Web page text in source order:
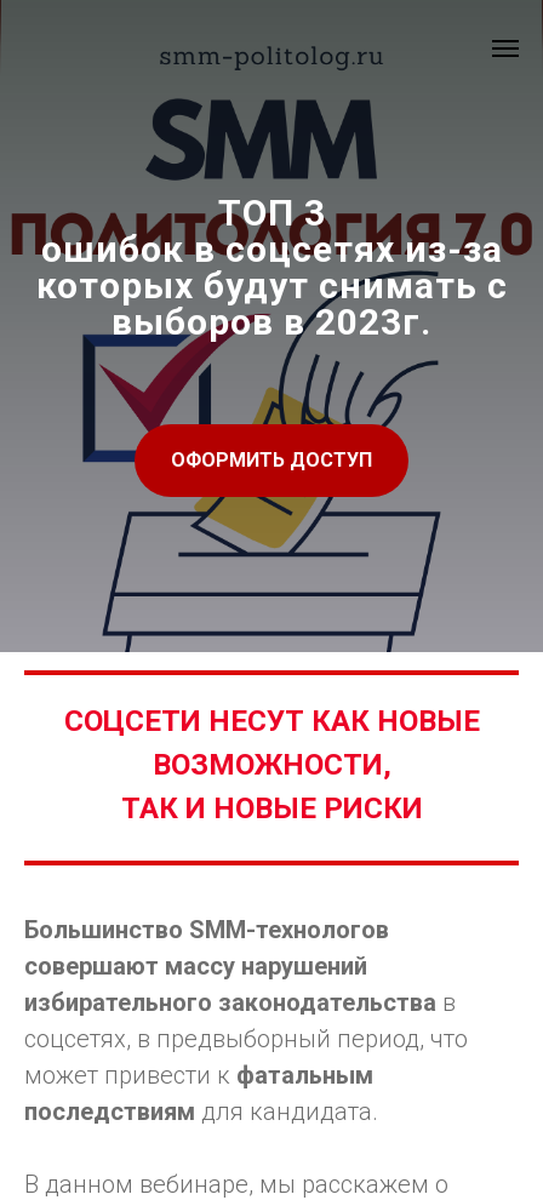
ТОП 3
ошибок в соцсетях из-за
которых будут снимать с
выборов в 2023г.
ОФОРМИТЬ ДОСТУП
СОЦСЕТИ НЕСУТ КАК НОВЫЕ
ВОЗМОЖНОСТИ,
ТАК И НОВЫЕ РИСКИ
Большинство SMM-технологов
совершают массу нарушений
избирательного законодательства в
соцсетях, в предвыборный период, что
может привести к фатальным
последствиям для кандидата.
В данном вебинаре, мы расскажем о